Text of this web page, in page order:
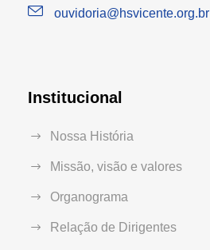
ouvidoria@hsvicente.org.br
Institucional
Nossa História
Missão, visão e valores
Organograma
Relação de Dirigentes